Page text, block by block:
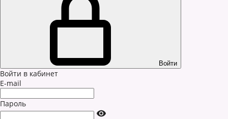
Войти
Войти в кабинет
E-mail
Пароль